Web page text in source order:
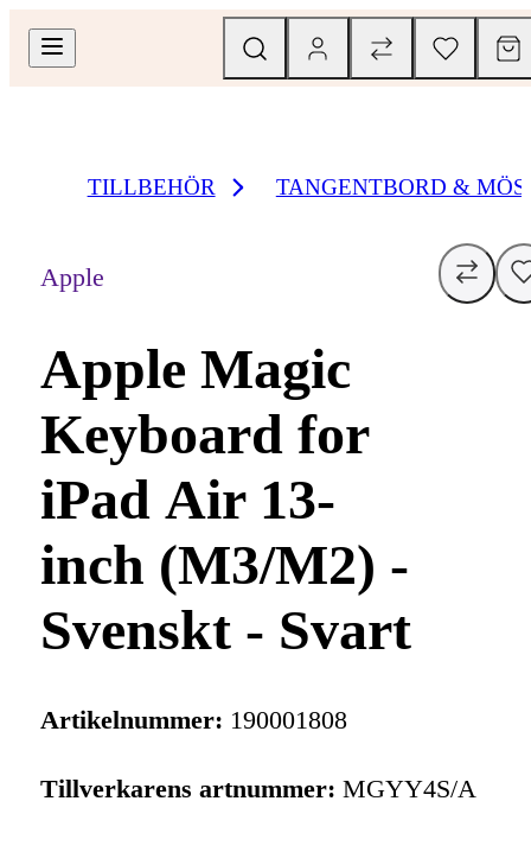
TILLBEHÖR TANGENTBORD &
Apple
Apple Magic
Keyboard for
iPad Air 13-
inch (M3/M2) -
Svenskt - Svart
Artikelnummer: 190001808
Tillverkarens artnummer: MGYY4S/A